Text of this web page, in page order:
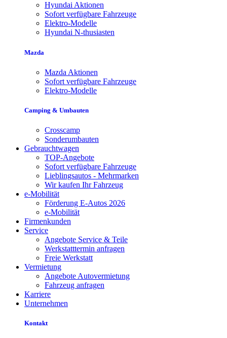
Hyundai Aktionen
Sofort verfügbare Fahrzeuge
Elektro-Modelle
Hyundai N-thusiasten
Mazda
Mazda Aktionen
Sofort verfügbare Fahrzeuge
Elektro-Modelle
Camping & Umbauten
Crosscamp
Sonderumbauten
Gebrauchtwagen
TOP-Angebote
Sofort verfügbare Fahrzeuge
Lieblingsautos - Mehrmarken
Wir kaufen Ihr Fahrzeug
e-Mobilität
Förderung E-Autos 2026
e-Mobilität
Firmenkunden
Service
Angebote Service & Teile
Werkstatttermin anfragen
Freie Werkstatt
Vermietung
Angebote Autovermietung
Fahrzeug anfragen
Karriere
Unternehmen
Kontakt